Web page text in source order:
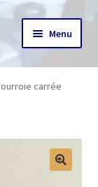
Menu
carrée